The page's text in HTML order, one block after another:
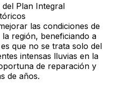
Plan Integral
las condiciones de
región, beneficiando a
que no se trata solo del
intensas lluvias en la
de reparación y
de años.